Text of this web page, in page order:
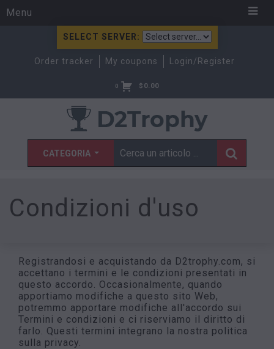
Menu
SELECT SERVER:
Order tracker My coupons Login/Register
0 $ 0.00
CATEGORIA
Condizioni d'uso
Registrandosi e acquistando da D2trophy.com, si
accettano i termini e le condizioni presentati in
questo accordo. Occasionalmente, quando
apportiamo modifiche a questo sito Web,
potremmo apportare modifiche all'accordo sui
Termini e condizioni e ci riserviamo il diritto di
farlo. Questi termini integrano la nostra politica
sulla privacy.